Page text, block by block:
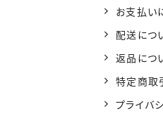
お支払い
配送につ
返品につ
特定商取
プライバ